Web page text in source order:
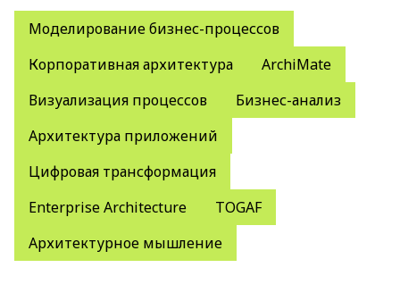
Моделирование бизнес-процессов
Корпоративная архитектура
ArchiMate
Визуализация процессов
Бизнес-анализ
Архитектура приложений
Цифровая трансформация
Enterprise Architecture
TOGAF
Архитектурное мышление